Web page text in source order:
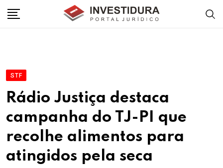
STF
Rádio Justiça destaca
campanha do TJ-PI que
recolhe alimentos para
atingidos pela seca